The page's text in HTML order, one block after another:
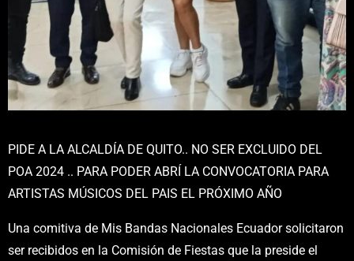
PIDE A LA ALCALDÍA DE QUITO.. NO SER EXCLUIDO DEL
POA 2024 .. PARA PODER ABRÍ LA CONVOCATORIA PARA
ARTISTAS MÚSICOS DEL PAIS EL PRÓXIMO AÑO
Una comitiva de Mis Bandas Nacionales Ecuador solicitaron
ser recibidos en la Comisión de Fiestas que la preside el